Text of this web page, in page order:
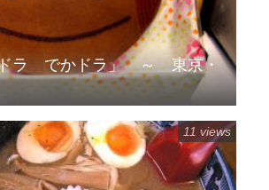
ラ でかドラ」 ～ 東京・
11 views